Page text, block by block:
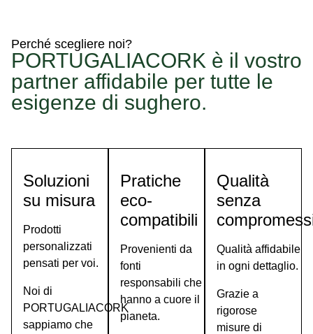
Quando
vede
marchio
un
prodotto,
significa
che
proviene
qualità
e
partner
della
rete
Garantisce
che
gli
Perché scegliere noi?
PORTUGALIACORK è il vostro
partner affidabile per tutte le
esigenze di sughero.
Soluzioni
su misura
Prodotti
personalizzati
pensati per voi.
Noi di
PORTUGALIACORK
sappiamo che
Pratiche
eco-
compatibili
Provenienti da
fonti
responsabili che
hanno a cuore il
pianeta.
Qualità
senza
Qualità affidabile
in ogni dettaglio.
Grazie a
rigorose
misure di